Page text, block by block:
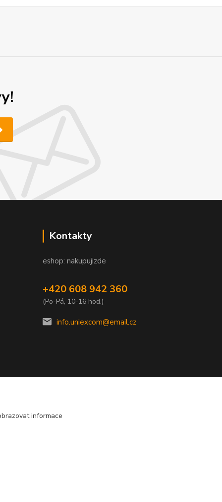
Kontakty
eshop: nakupujizde
+420 608 942 360
(Po-Pá, 10-16 hod.)
info.uniexcom@email.cz
informace